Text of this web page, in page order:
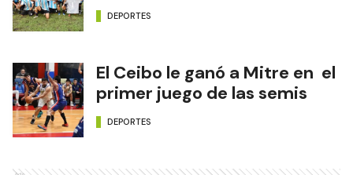
DEPORTES
El Ceibo le ganó a Mitre en el
primer juego de las semis
DEPORTES